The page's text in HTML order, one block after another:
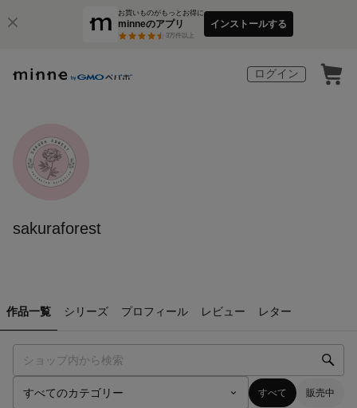
お買いものがもっとお得に
minneのアプリ
3万件以上
インストールする
ログイン
sakuraforest
作品一覧 シリーズ プロフィール レビュー レター
すべて 販売中